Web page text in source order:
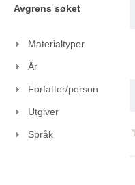
Avgrens søket
Materialtyper
År
Forfatter/person
Utgiver
Språk